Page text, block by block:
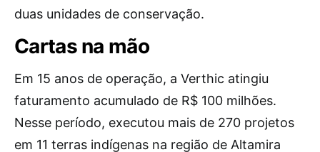
duas unidades de conservação.
Cartas na mão
Em 15 anos de operação, a Verthic atingiu
faturamento acumulado de R$ 100 milhões.
Nesse período, executou mais de 270 projetos
em 11 terras indígenas na região de Altamira